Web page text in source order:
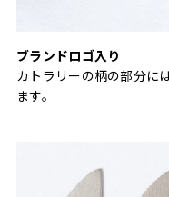
ブランドロゴ入り
カトラリーの柄の部分に
ます。